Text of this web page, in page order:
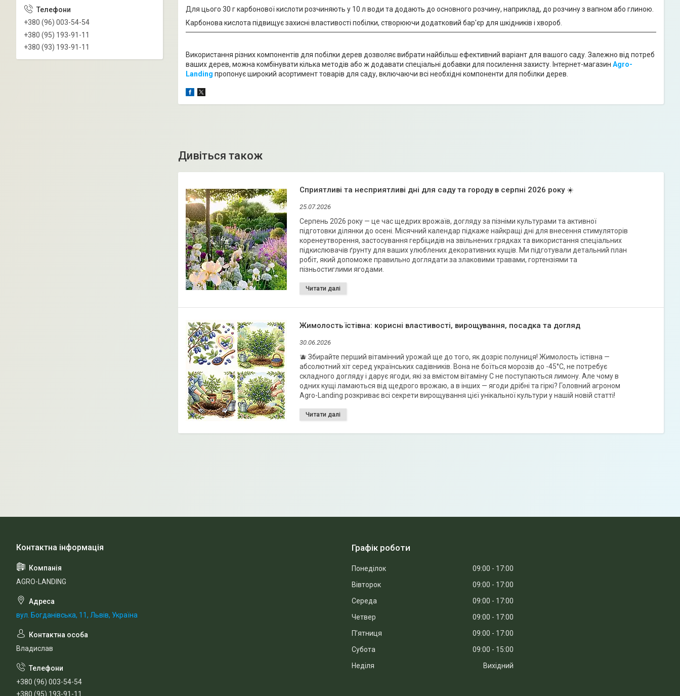
Для цього 30 г карбонової кислоти розчиняють у 10 л води та додають до основного розчину, наприклад, до розчину з вапном або глиною.
Карбонова кислота підвищує захисні властивості побілки, створюючи додатковий бар'єр для шкідників і хвороб.
Використання різних компонентів для побілки дерев дозволяє вибрати найбільш ефективний варіант для вашого саду. Залежно від потреб
ваших дерев, можна комбінувати кілька методів або ж додавати спеціальні добавки для посилення захисту. Інтернет-магазин Agro-
Landing пропонує широкий асортимент товарів для саду, включаючи всі необхідні компоненти для побілки дерев.
Сприятливі та несприятливі дні для саду та городу в серпні 2026 року ☀️
25.07.2026
Серпень 2026 року — це час щедрих врожаїв, догляду за пізніми культурами та активної
підготовки ділянки до осені. Місячний календар підкаже найкращі дні для внесення стимуляторів
коренеутворення, застосування гербіцидів на звільнених грядках та використання спеціальних
підкислювачів ґрунту для ваших улюблених декоративних кущів. Ми підготували детальний план
робіт, який допоможе правильно доглядати за злаковими травами, гортензіями та
пізньостиглими ягодами.
Жимолость їстівна: корисні властивості, вирощування, посадка та догляд
30.06.2026
🫐 Збирайте перший вітамінний урожай ще до того, як дозріє полуниця! Жимолость їстівна —
абсолютний хіт серед українських садівників. Вона не боїться морозів до -45°C, не потребує
складного догляду і дарує ягоди, які за вмістом вітаміну С не поступаються лимону. Але чому в
одних кущі ламаються від щедрого врожаю, а в інших — ягоди дрібні та гіркі? Головний агроном
Agro-Landing розкриває всі секрети вирощування цієї унікальної культури у нашій новій статті!
+380 (96) 003-54-54
+380 (95) 193-91-11
+380 (93) 193-91-11
AGRO-LANDING
вул. Богданівська, 11, Львів, Україна
Владислав
+380 (96) 003-54-54
+380 (95) 193-91-11
Графік роботи
Понеділок 09:00
17:00
Вівторок
09:00
17:00
Середа
09:00
17:00
Четвер
09:00
17:00
Пʼятниця
09:00
17:00
Субота
09:00
15:00
Неділя
Вихідний